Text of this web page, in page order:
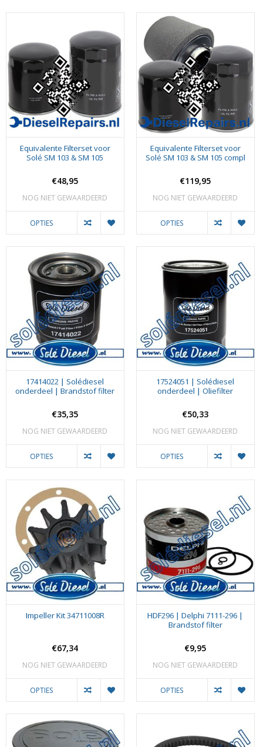
Equivalente Filterset voor
Solé SM 103 & SM 105
€48,95
NOG NIET GEWAARDEERD
OPTIES
Equivalente Filterset voor
Solé SM 103 & SM 105 compl
€119,95
NOG NIET GEWAARDEERD
OPTIES
17414022 | Solédiesel
onderdeel | Brandstof filter
€35,35
NOG NIET GEWAARDEERD
OPTIES
17524051 | Solédiesel
onderdeel | Oliefilter
€50,33
NOG NIET GEWAARDEERD
OPTIES
Impeller Kit 34711008R
€67,34
NOG NIET GEWAARDEERD
OPTIES
HDF296 | Delphi 7111-296 |
Brandstof filter
€9,95
NOG NIET GEWAARDEERD
OPTIES